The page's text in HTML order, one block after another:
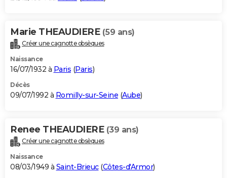
Marie THEAUDIERE (59 ans)
Créer une cagnotte obsèques
Naissance
16/07/1932 à Paris (Paris)
Décès
09/07/1992 à Romilly-sur-Seine (Aube)
Renee THEAUDIERE (39 ans)
Créer une cagnotte obsèques
Naissance
08/03/1949 à Saint-Brieuc(Côtes-d'Armor)